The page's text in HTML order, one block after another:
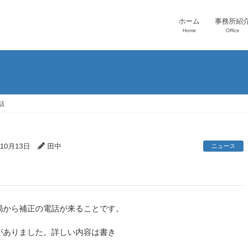
ホーム
Home
事務所紹
Office
月13日 田中 ニュース
ら補正の電話が来ることです。
りました。詳しい内容は書き